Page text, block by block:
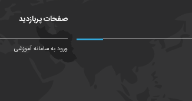
صفحات پربازدید
ورود به سامانه آموزشی